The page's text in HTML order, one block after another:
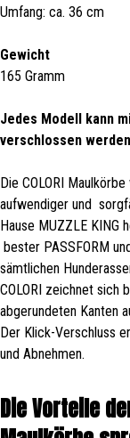
Umfang: ca. 36 cm
Gewicht
165 Gramm
Jedes Modell kann
verschlossen
Die COLORI
aufwendiger und
Hause MUZZLE KING
bester PASSFORM
sämtlichen
COLORI zeichnet sich
abgerundeten Kanten
Der Klick-Verschluss
und Abnehmen.
Die Vorteile